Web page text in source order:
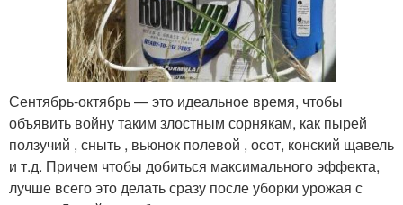
Сентябрь-октябрь — это идеальное время, чтобы
объявить войну таким злостным сорнякам, как пырей
ползучий , сныть , вьюнок полевой , осот, конский щавель
и т.д. Причем чтобы добиться максимального эффекта,
лучше всего это делать сразу после уборки урожая с